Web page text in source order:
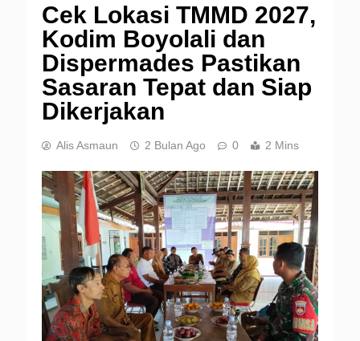
Cek Lokasi TMMD 2027,
Kodim Boyolali dan
Dispermades Pastikan
Sasaran Tepat dan Siap
Dikerjakan
Alis Asmaun 2 Bulan Ago 0 2 Mins